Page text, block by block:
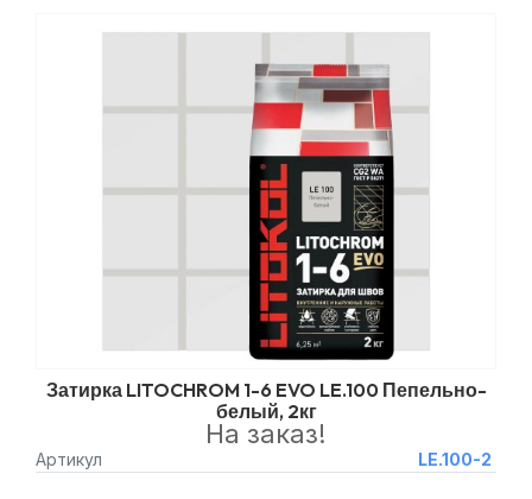
Затирка LITOCHROM 1-6 EVO LE.100 Пепельно-
белый, 2кг
Артикул LE.100-2
На заказ!